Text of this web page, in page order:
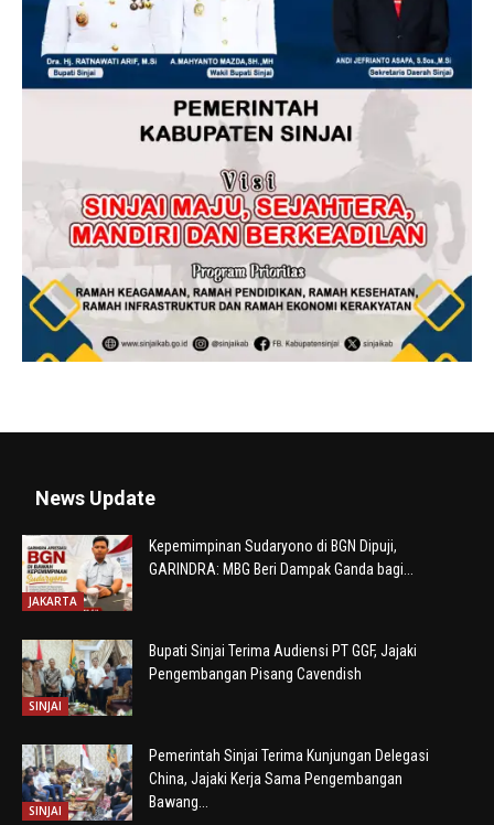
News Update
JAKARTA
Kepemimpinan Sudaryono di BGN Dipuji,
GARINDRA: MBG Beri Dampak Ganda bagi...
SINJAI
Bupati Sinjai Terima Audiensi PT GGF, Jajaki
Pengembangan Pisang Cavendish
SINJAI
Pemerintah Sinjai Terima Kunjungan Delegasi
China, Jajaki Kerja Sama Pengembangan
Bawang...